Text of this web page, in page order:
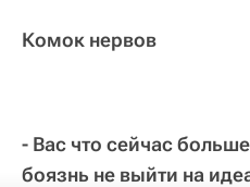
Комок нервов
- Вас что сейчас
боязнь не выйти на